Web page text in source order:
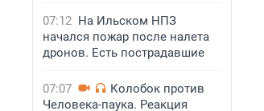
07:12 На Ильском НПЗ
начался пожар после налета
дронов. Есть пострадавшие
07:07
Колобок против
Человека-паука. Реакция